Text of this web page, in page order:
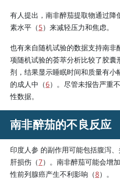
有人提出，南非醉茄提取物通过降
素水平（5）来减轻压力和焦虑。
也有来自随机试验的数据支持南
项随机试验的荟萃分析比较了胶
剂，结果显示睡眠时间和质量有
的成人中（6）。尽管未报告严重
性数据。
南非醉茄的不良反应
印度人参 的副作用可能包括腹泻
肝损伤（7）。南非醉茄可能会增加
性前列腺癌产生不利影响（8）。